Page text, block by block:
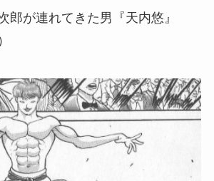
が連れてきた男『天内悠』